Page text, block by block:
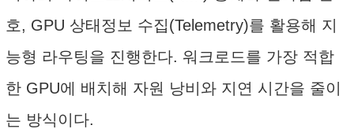
호, GPU 상태정보 수집(Telemetry)를 활용해 지
능형 라우팅을 진행한다. 워크로드를 가장 적합
한 GPU에 배치해 자원 낭비와 지연 시간을 줄이
는 방식이다.